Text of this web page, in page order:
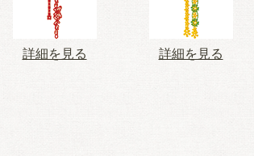
詳細を見る 詳細を見る